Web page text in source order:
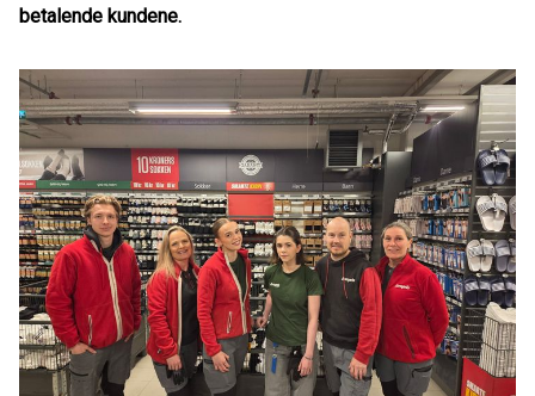
betalende kundene.